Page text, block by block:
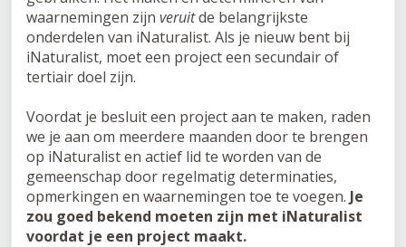
waarnemingen zijn veruitde belangrijkste
onderdelen van iNaturalist. Als je nieuw bent bij
iNaturalist, moet een project een secundair of
tertiair doel zijn.
Voordat je besluit een project aan te maken, raden
we je aan om meerdere maanden door te brengen
op iNaturalist en actief lid te worden van de
gemeenschap door regelmatig determinaties,
opmerkingen en waarnemingen toe te voegen. Je
zou goed bekend moeten zijn met iNaturalist
voordat je een project maakt.